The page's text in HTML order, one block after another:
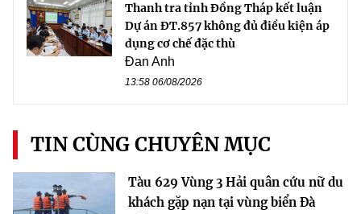
Thanh tra tỉnh Đồng Tháp kết luận
Dự án ĐT.857 không đủ điều kiện áp
dụng cơ chế đặc thù
Đan Anh
13:58 06/08/2026
TIN CÙNG CHUYÊN MỤC
Tàu 629 Vùng 3 Hải quân cứu nữ du
khách gặp nạn tại vùng biển Đà